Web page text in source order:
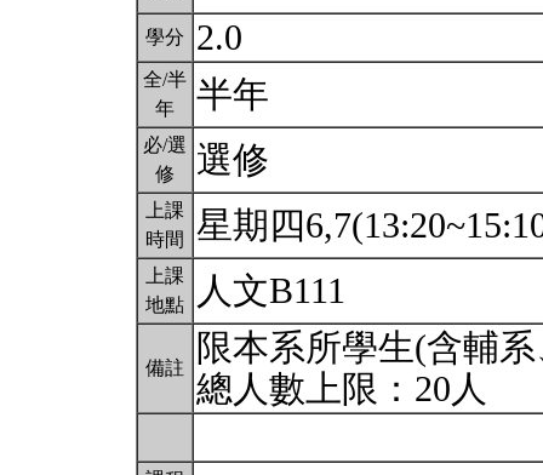
學分 2.0
全/半
年
半年
必/選
修
選修
上課
時間
星期四
上課
地點
人文B111
備註
限本系所學生(含輔
總人數上限：20人